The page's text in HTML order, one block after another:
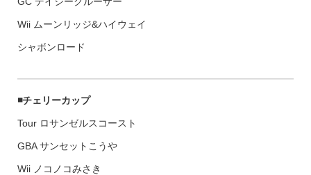
Wii ムーンリッジ&ハイウェイ
シャボンロード
◾️チェリーカップ
Tour ロサンゼルスコースト
GBA サンセットこうや
Wii ノコノコみさき